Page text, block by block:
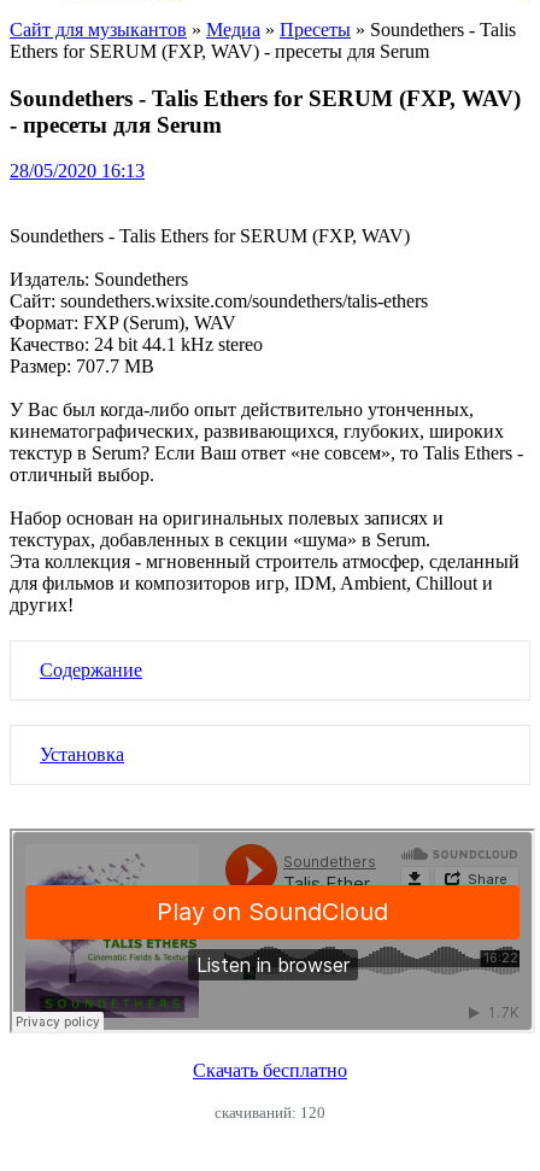
Сайт для музыкантов » Медиа » Пресеты » Soundethers - Talis
Ethers for SERUM (FXP, WAV) - пресеты для Serum
Soundethers - Talis Ethers for SERUM (FXP, WAV)
- пресеты для Serum
28/05/2020 16:13
Soundethers - Talis Ethers for SERUM (FXP, WAV)
Издатель: Soundethers
Сайт: soundethers.wixsite.com/soundethers/talis-ethers
Формат: FXP (Serum), WAV
Качество: 24 bit 44.1 kHz stereo
Размер: 707.7 MB
У Вас был когда-либо опыт действительно утонченных,
кинематографических, развивающихся, глубоких, широких
текстур в Serum? Если Ваш ответ «не совсем», то Talis Ethers -
отличный выбор.
Набор основан на оригинальных полевых записях и
текстурах, добавленных в секции «шума» в Serum.
Эта коллекция - мгновенный строитель атмосфер, сделанный
для фильмов и композиторов игр, IDM, Ambient, Chillout и
других!
Содержание
Установка
Скачать бесплатно
cкачиваний: 120